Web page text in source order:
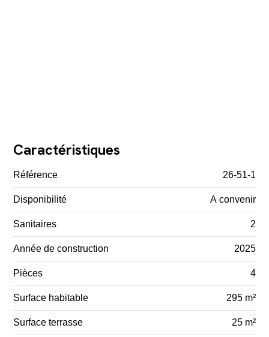
Caractéristiques
Référence 26-51-1
Disponibilité A convenir
Sanitaires 2
Année de construction 2025
Pièces 4
Surface habitable 295 m²
Surface terrasse 25 m²